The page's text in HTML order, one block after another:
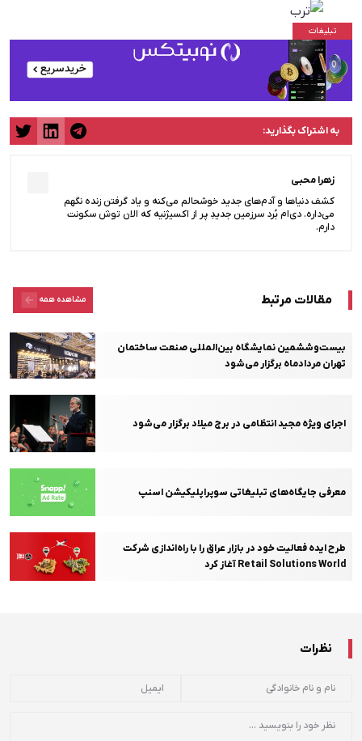
به اشتراک بگذارید:
زهرا محبی
کشف دنیاها و آدم‌های جدید خوشحالم می‌کنه و یاد گرفتن زنده نگهم
می‌داره. دی‌ام بُرد سرزمین جدیدِ پر از اکسیژنیه که الان توش سکونت
دارم.
مقالات مرتبط مشاهده همه
بیست‌وششمین نمایشگاه بین‌المللی صنعت ساختمان
تهران مردادماه برگزار می‌شود
اجرای ویژه مجید انتظامی در برج میلاد برگزار می‌شود
معرفی جایگاه‌های تبلیغاتی سوپراپلیکیشن اسنپ
طرح ایده فعالیت خود در بازار عراق را با راه‌اندازی شرکت
Retail Solutions World آغاز کرد
نظرات